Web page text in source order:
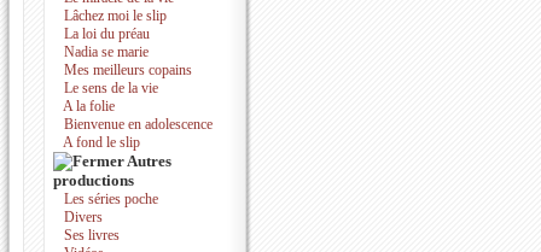
Lâchez moi le slip
La loi du préau
Nadia se marie
Mes meilleurs copains
Le sens de la vie
A la folie
Bienvenue en adolescence
A fond le slip
Autres
productions
Les séries poche
Divers
Ses livres